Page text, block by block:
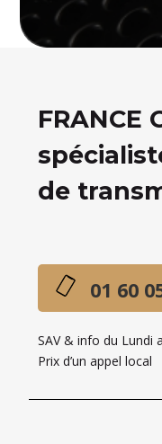
FRANCE
de
01 60
SAV & info du Lundi
Prix d’un appel local